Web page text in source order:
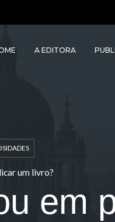
A EDITORA
um livro?
em